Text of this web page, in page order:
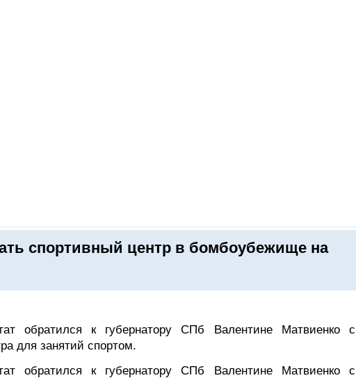
спортивный центр в бомбоубежище на
обратился к губернатору СПб Валентине Матвиенко с
для занятий спортом.
обратился к губернатору СПб Валентине Матвиенко с